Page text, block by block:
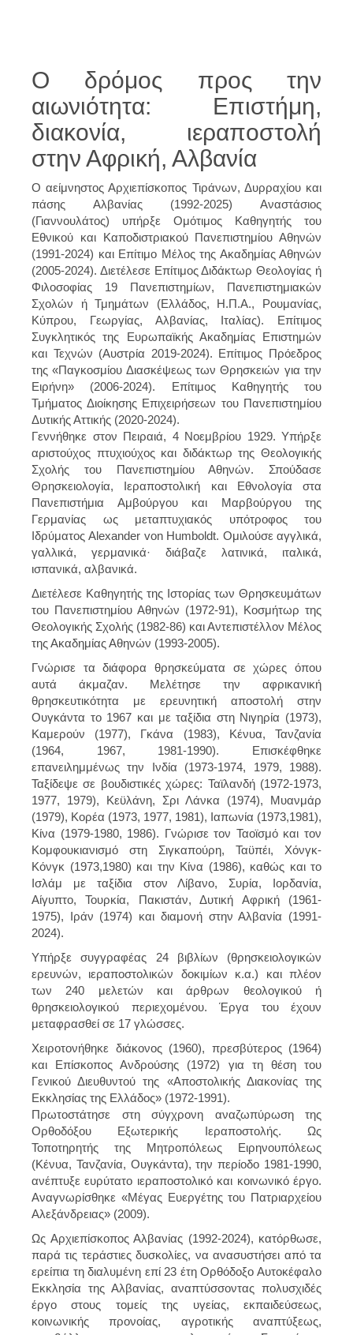
Ο δρόμος προς την
αιωνιότητα: Επιστήμη,
διακονία, ιεραποστολή
στην Αφρική, Αλβανία
Ο αείμνηστος Αρχιεπίσκοπος Τιράνων, Δυρραχίου και
πάσης Αλβανίας (1992-2025) Αναστάσιος
(Γιαννουλάτος) υπήρξε Ομότιμος Καθηγητής του
Εθνικού και Καποδιστριακού Πανεπιστημίου Αθηνών
(1991-2024) και Επίτιμο Μέλος της Ακαδημίας Αθηνών
(2005-2024). Διετέλεσε Επίτιμος Διδάκτωρ Θεολογίας ή
Φιλοσοφίας 19 Πανεπιστημίων, Πανεπιστημιακών
Σχολών ή Τμημάτων (Ελλάδος, Η.Π.Α., Ρουμανίας,
Κύπρου, Γεωργίας, Αλβανίας, Ιταλίας). Επίτιμος
Συγκλητικός της Ευρωπαϊκής Ακαδημίας Επιστημών
και Τεχνών (Αυστρία 2019-2024). Επίτιμος Πρόεδρος
της «Παγκοσμίου Διασκέψεως των Θρησκειών για την
Ειρήνη» (2006-2024). Επίτιμος Καθηγητής του
Τμήματος Διοίκησης Επιχειρήσεων του Πανεπιστημίου
Δυτικής Αττικής (2020-2024).
Γεννήθηκε στον Πειραιά, 4 Νοεμβρίου 1929. Υπήρξε
αριστούχος πτυχιούχος και διδάκτωρ της Θεολογικής
Σχολής του Πανεπιστημίου Αθηνών. Σπούδασε
Θρησκειολογία, Ιεραποστολική και Εθνολογία στα
Πανεπιστήμια Αμβούργου και Μαρβούργου της
Γερμανίας ως μεταπτυχιακός υπότροφος του
Ιδρύματος Alexander von Humboldt. Ομιλούσε αγγλικά,
γαλλικά, γερμανικά· διάβαζε λατινικά, ιταλικά,
ισπανικά, αλβανικά.
Διετέλεσε Καθηγητής της Ιστορίας των Θρησκευμάτων
του Πανεπιστημίου Αθηνών (1972-91), Κοσμήτωρ της
Θεολογικής Σχολής (1982-86) και Αντεπιστέλλον Μέλος
της Ακαδημίας Αθηνών (1993-2005).
Γνώρισε τα διάφορα θρησκεύματα σε χώρες όπου
αυτά άκμαζαν. Μελέτησε την αφρικανική
θρησκευτικότητα με ερευνητική αποστολή στην
Ουγκάντα το 1967 και με ταξίδια στη Νιγηρία (1973),
Καμερούν (1977), Γκάνα (1983), Κένυα, Τανζανία
(1964, 1967, 1981-1990). Επισκέφθηκε
επανειλημμένως την Ινδία (1973-1974, 1979, 1988).
Ταξίδεψε σε βουδιστικές χώρες: Ταϊλανδή (1972-1973,
1977, 1979), Κεϋλάνη, Σρι Λάνκα (1974), Μυανμάρ
(1979), Κορέα (1973, 1977, 1981), Ιαπωνία (1973,1981),
Κίνα (1979-1980, 1986). Γνώρισε τον Ταοϊσμό και τον
Κομφουκιανισμό στη Σιγκαπούρη, Ταϋπέι, Χόνγκ-
Κόνγκ (1973,1980) και την Κίνα (1986), καθώς και το
Ισλάμ με ταξίδια στον Λίβανο, Συρία, Ιορδανία,
Αίγυπτο, Τουρκία, Πακιστάν, Δυτική Αφρική (1961-
1975), Ιράν (1974) και διαμονή στην Αλβανία (1991-
2024).
Υπήρξε συγγραφέας 24 βιβλίων (θρησκειολογικών
ερευνών, ιεραποστολικών δοκιμίων κ.α.) και πλέον
των 240 μελετών και άρθρων θεολογικού ή
θρησκειολογικού περιεχομένου. Έργα του έχουν
μεταφρασθεί σε 17 γλώσσες.
Χειροτονήθηκε διάκονος (1960), πρεσβύτερος (1964)
και Επίσκοπος Ανδρούσης (1972) για τη θέση του
Γενικού Διευθυντού της «Αποστολικής Διακονίας της
Εκκλησίας της Ελλάδος» (1972-1991).
Πρωτοστάτησε στη σύγχρονη αναζωπύρωση της
Ορθοδόξου Εξωτερικής Ιεραποστολής. Ως
Τοποτηρητής της Μητροπόλεως Ειρηνουπόλεως
(Κένυα, Τανζανία, Ουγκάντα), την περίοδο 1981-1990,
ανέπτυξε ευρύτατο ιεραποστολικό και κοινωνικό έργο.
Αναγνωρίσθηκε «Μέγας Ευεργέτης του Πατριαρχείου
Αλεξάνδρειας» (2009).
Ως Αρχιεπίσκοπος Αλβανίας (1992-2024), κατόρθωσε,
παρά τις τεράστιες δυσκολίες, να ανασυστήσει από τα
ερείπια τη διαλυμένη επί 23 έτη Ορθόδοξο Αυτοκέφαλο
Εκκλησία της Αλβανίας, αναπτύσσοντας πολυσχιδές
έργο στους τομείς της υγείας, εκπαιδεύσεως,
κοινωνικής προνοίας, αγροτικής αναπτύξεως,